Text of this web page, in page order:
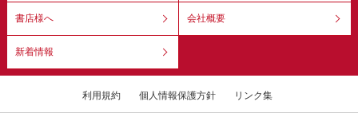
書店様へ 会社概要
新着情報
利用規約 個人情報保護方針 リンク集